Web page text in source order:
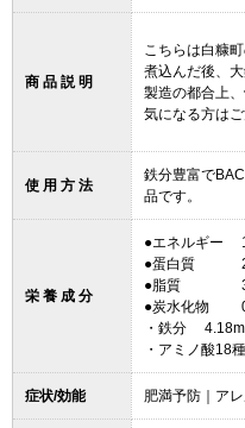
商 品 説 明
こちらは白糠
煮込んだ後、
製造の都合上
気になる方はご
使 用 方 法
鉄分豊富で
品です。
栄 養 成 分
●エ
●蛋
●
●炭水
・
・アミノ酸18
症状/効能 肥満予防｜ア